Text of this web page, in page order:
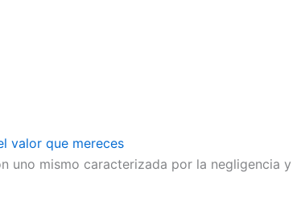
valor que mereces
uno mismo caracterizada por la negligencia y